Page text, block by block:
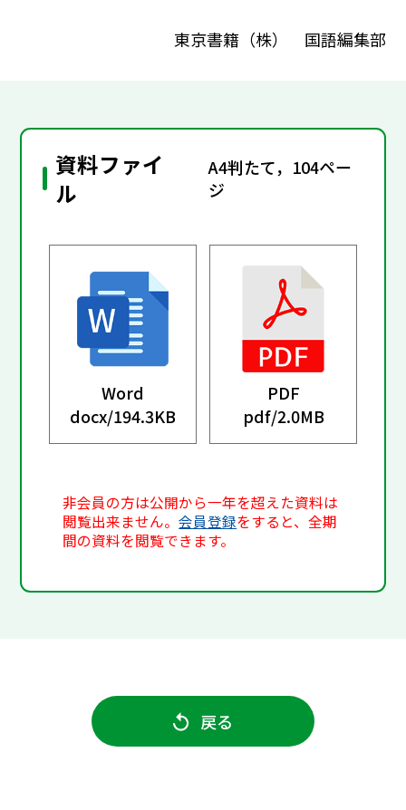
東京書籍（株） 国語編集部
資料ファイ
ル
A4判たて，104ペー
ジ
Word
docx/194.3KB
PDF
pdf/2.0MB
非会員の方は公開から一年を超えた資料は
閲覧出来ません。会員登録をすると、全期
間の資料を閲覧できます。
戻る